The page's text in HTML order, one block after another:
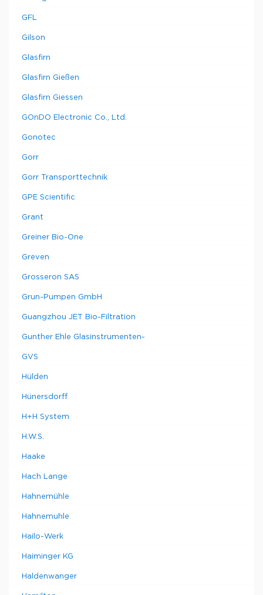
GFL
Gilson
Glasfirn
Glasfirn Gießen
Glasfirn Giessen
GOnDO Electronic Co., Ltd.
Gonotec
Gorr
Gorr Transporttechnik
GPE Scientific
Grant
Greiner Bio-One
Greven
Grosseron SAS
Grun-Pumpen GmbH
Guangzhou JET Bio-Filtration
Gunther Ehle Glasinstrumenten-
GVS
Hülden
Hünersdorff
H+H System
H.W.S.
Haake
Hach Lange
Hahnemühle
Hahnemuhle
Hailo-Werk
Haiminger KG
Haldenwanger